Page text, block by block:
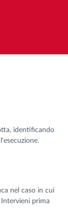
identificando
nel caso in cui
prima